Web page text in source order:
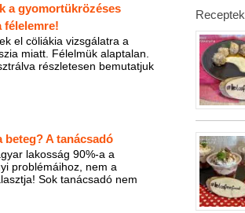
a gyomortükrözéses
félelemre!
el cöliákia vizsgálatra a
miatt. Félelmük alaptalan.
részletesen bemutatjuk
A tanácsadó
lakosság 90%-a a
problémáihoz, nem a
Sok tanácsadó nem
Receptek